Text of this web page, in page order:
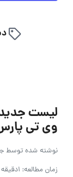
لیست
وی تی پارس | ۲۰
نوشته شده توسط
زمان مطالعه: 1دقیقه